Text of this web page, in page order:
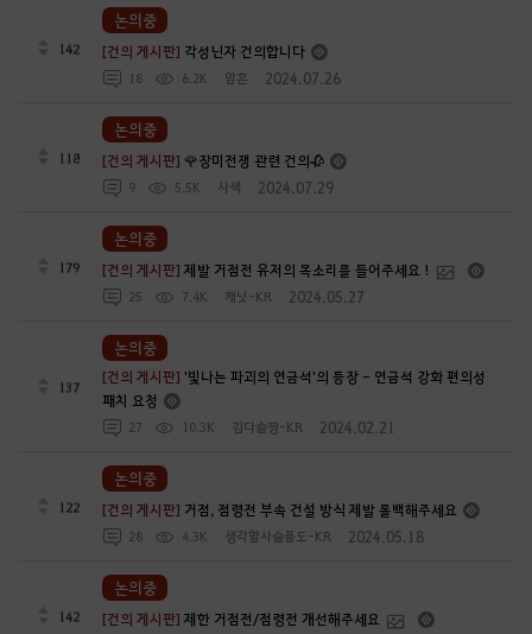
142 [건의 게시판] 각성닌자 건의합니다
18 6.2K 암흔 2024.07.26
논의중
118 [건의 게시판] 🌹장미전쟁 관련 건의🥀
9 5.5K 사색 2024.07.29
논의중
179 [건의 게시판]제발 거점전 유저의 목소리를 들어주세요 !
25 7.4K 캐닛-KR 2024.05.27
논의중
137
[건의 게시판]'빛나는 파괴의 연금석'의 등장 - 연금석 강화 편의성
패치 요청
27 10.3K 김다슬찡-KR 2024.02.21
논의중
122 [건의 게시판] 거점, 점령전 부속 건설 방식 제발 롤백해주세요
28 4.3K 생각할사슬플도-KR 2024.05.18
논의중
142 [건의 게시판]제한 거점전/점령전 개선해주세요
논의중